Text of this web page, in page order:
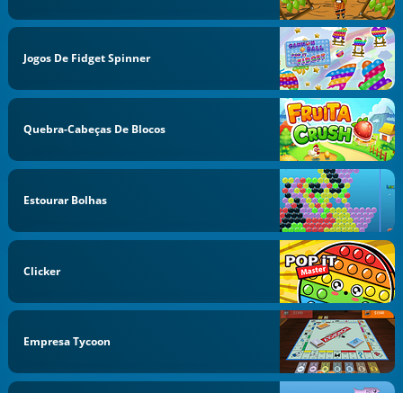
Jogos De Fidget Spinner
Quebra-Cabeças De Blocos
Estourar Bolhas
Clicker
Empresa Tycoon